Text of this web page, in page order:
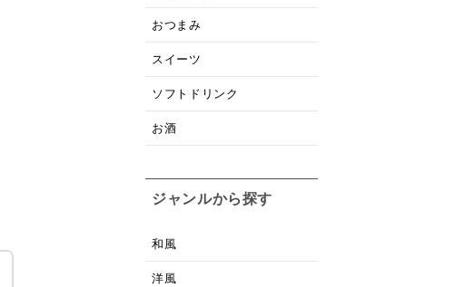
おつまみ
スイーツ
ソフトドリンク
お酒
ジャンルから探す
和風
洋風